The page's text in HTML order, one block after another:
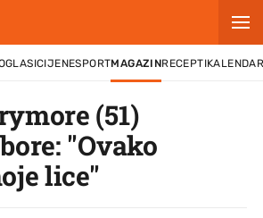
CIJENESPORTMAGAZINRECEPTI
(51)
"Ovako
lice"